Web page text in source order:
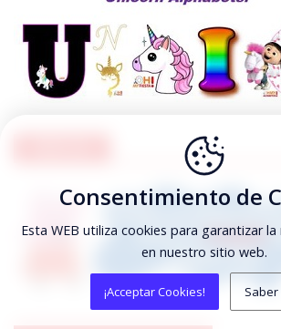
Consentimiento de
Esta WEB utiliza cookies para garantizar
en nuestro sitio web.
¡Acceptar Cookies! Saber